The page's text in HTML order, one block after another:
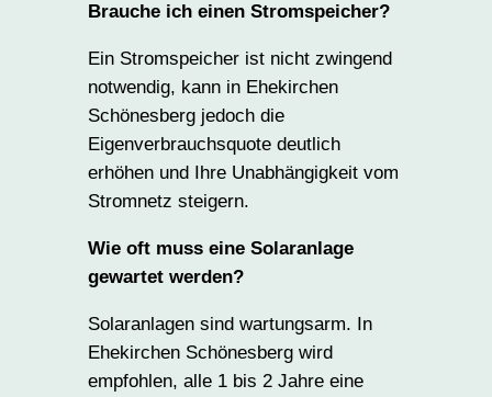
Brauche ich einen Stromspeicher?
Ein Stromspeicher ist nicht zwingend
notwendig, kann in Ehekirchen
Schönesberg jedoch die
Eigenverbrauchsquote deutlich
erhöhen und Ihre Unabhängigkeit vom
Stromnetz steigern.
Wie oft muss eine Solaranlage
gewartet werden?
Solaranlagen sind wartungsarm. In
Ehekirchen Schönesberg wird
empfohlen, alle 1 bis 2 Jahre eine